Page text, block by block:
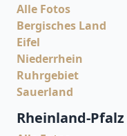
Alle Fotos
Bergisches Land
Eifel
Niederrhein
Ruhrgebiet
Sauerland
Rheinland-Pfalz